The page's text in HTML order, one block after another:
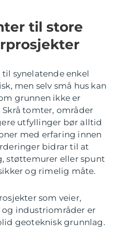
til store
synelatende enkel
men selv små hus kan
grunnen ikke er
tomter, områder
utfyllinger bør alltid
med erfaring innen
bidrar til at
støttemurer eller spunt
og rimelig måte.
som veier,
industriområder er
geoteknisk grunnlag.